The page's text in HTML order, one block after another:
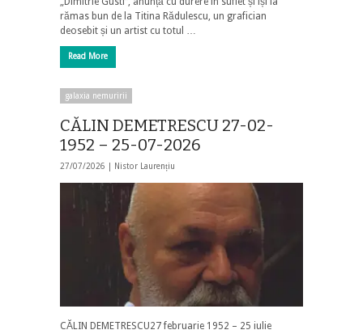
rămas bun de la Titina Rădulescu, un grafician
deosebit și un artist cu totul …
Read More
galaxia nemuririi
CĂLIN DEMETRESCU 27-02-
1952 – 25-07-2026
27/07/2026 | Nistor Laurențiu
CĂLIN DEMETRESCU27 februarie 1952 – 25 iulie